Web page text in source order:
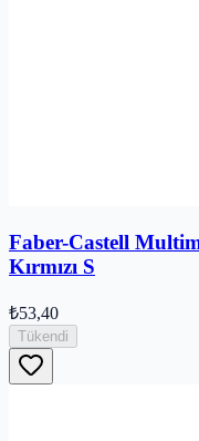
Faber-Castell
Kırmızı S
₺53,40
Tükendi